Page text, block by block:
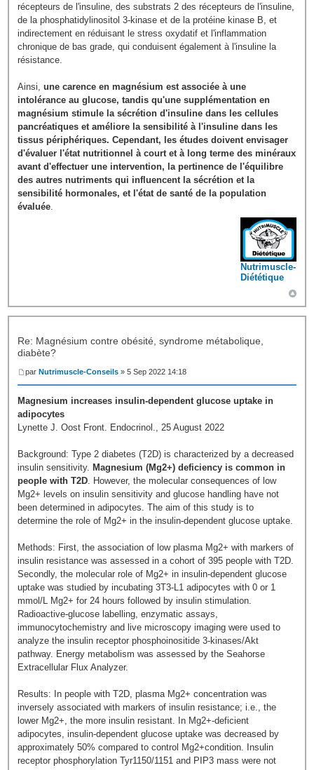
récepteurs de l'insuline, des substrats 2 des récepteurs de l'insuline,
de la phosphatidylinositol 3-kinase et de la protéine kinase B, et
indirectement en réduisant le stress oxydatif et l'inflammation
chronique de bas grade, qui conduisent également à l'insuline la
résistance.
Ainsi,une carence en magnésium est associée à une
intolérance au glucose, tandis qu'une supplémentation en
magnésium stimule la sécrétion d'insuline dans les cellules
pancréatiques et améliore la sensibilité à l'insuline dans les
tissus périphériques. Cependant, les études doivent envisager
d'évaluer l'état nutritionnel à court et à long terme des minéraux
avant d'effectuer une intervention, la pertinence de l'équilibre
des autres nutriments qui influencent la sécrétion et la
sensibilité hormonales, et l'état de santé de la population
évaluée.
Nutrimuscle-
Diététique
Re: Magnésium contre obésité, syndrome métabolique,
diabète?
parNutrimuscle-Conseils » 5 Sep 2022 14:18
Magnesium increases insulin-dependent glucose uptake in
adipocytes
Lynette J. Oost Front. Endocrinol., 25 August 2022
Background: Type 2 diabetes (T2D) is characterized by a decreased
insulin sensitivity. Magnesium (Mg2+) deficiency is common in
people with T2D. However, the molecular consequences of low
Mg2+ levels on insulin sensitivity and glucose handling have not
been determined in adipocytes. The aim of this study is to
determine the role of Mg2+ in the insulin-dependent glucose uptake.
Methods: First, the association of low plasma Mg2+ with markers of
insulin resistance was assessed in a cohort of 395 people with T2D.
Secondly, the molecular role of Mg2+ in insulin-dependent glucose
uptake was studied by incubating 3T3-L1 adipocytes with 0 or 1
mmol/L Mg2+ for 24 hours followed by insulin stimulation.
Radioactive-glucose labelling, enzymatic assays,
immunocytochemistry and live microscopy imaging were used to
analyze the insulin receptor phosphoinositide 3-kinases/Akt
pathway. Energy metabolism was assessed by the Seahorse
Extracellular Flux Analyzer.
Results: In people with T2D, plasma Mg2+ concentration was
inversely associated with markers of insulin resistance; i.e., the
lower Mg2+, the more insulin resistant. In Mg2+-deficient
adipocytes, insulin-dependent glucose uptake was decreased by
approximately 50% compared to control Mg2+condition. Insulin
receptor phosphorylation Tyr1150/1151 and PIP3 mass were not